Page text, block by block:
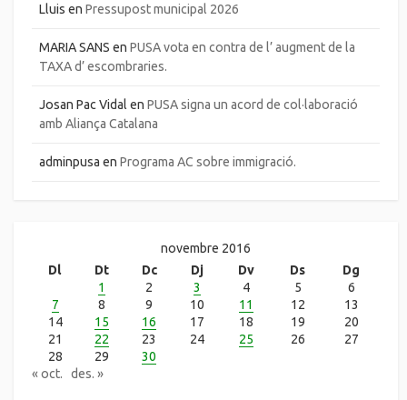
Lluis en Pressupost municipal 2026
MARIA SANS en PUSA vota en contra de l’ augment de la
TAXA d’ escombraries.
Josan Pac Vidal en PUSA signa un acord de col·laboració
amb Aliança Catalana
adminpusa en Programa AC sobre immigració.
novembre 2016
Dl
Dt Dc Dj Dv Ds
Dg
1
2 3 4 5
6
7
8 9 10 11 12
13
14
15 16 17 18 19
20
21
22 23 24 25 26
27
28
29
30
« oct.
des. »